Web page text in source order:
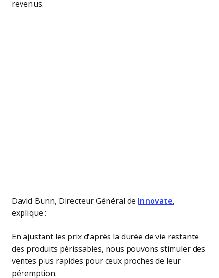
revenus.
David Bunn, Directeur Général de Innovate,
explique :
En ajustant les prix d’après la durée de vie restante
des produits périssables, nous pouvons stimuler des
ventes plus rapides pour ceux proches de leur
péremption.